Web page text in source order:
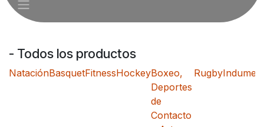
- Todos los productos
NataciónBasquetFitnessHockeyBoxeo,
Deportes
de
Contacto
Rugby